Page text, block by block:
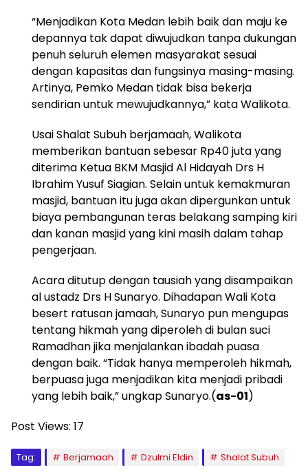
“Menjadikan Kota Medan lebih baik dan maju ke
depannya tak dapat diwujudkan tanpa dukungan
penuh seluruh elemen masyarakat sesuai
dengan kapasitas dan fungsinya masing-masing.
Artinya, Pemko Medan tidak bisa bekerja
sendirian untuk mewujudkannya,” kata Walikota.
Usai Shalat Subuh berjamaah, Walikota
memberikan bantuan sebesar Rp40 juta yang
diterima Ketua BKM Masjid Al Hidayah Drs H
Ibrahim Yusuf Siagian. Selain untuk kemakmuran
masjid, bantuan itu juga akan dipergunkan untuk
biaya pembangunan teras belakang samping kiri
dan kanan masjid yang kini masih dalam tahap
pengerjaan.
Acara ditutup dengan tausiah yang disampaikan
al ustadz Drs H Sunaryo. Dihadapan Wali Kota
besert ratusan jamaah, Sunaryo pun mengupas
tentang hikmah yang diperoleh di bulan suci
Ramadhan jika menjalankan ibadah puasa
dengan baik. “Tidak hanya memperoleh hikmah,
berpuasa juga menjadikan kita menjadi pribadi
yang lebih baik,” ungkap Sunaryo.(as-01)
Post Views: 17
Tag: Berjamaah Dzulmi Eldin Shalat Subuh